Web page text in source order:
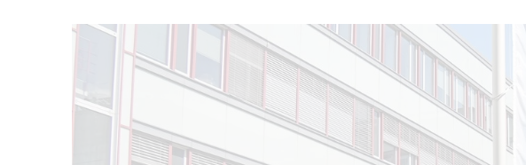
Zwei Menschen stehen neben einem Mast und hissen eine